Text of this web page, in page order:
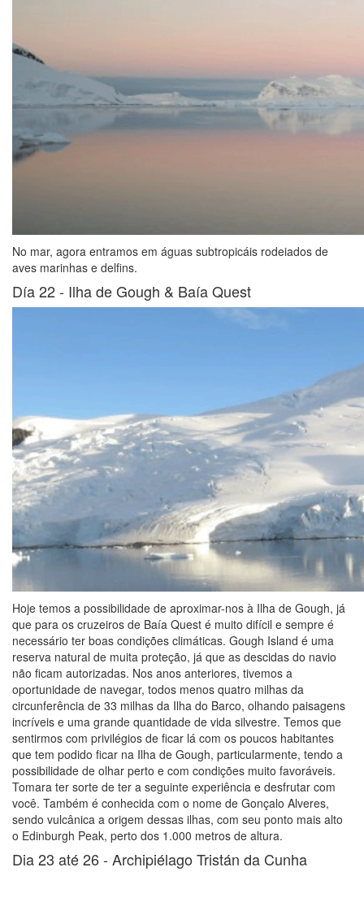
No mar, agora entramos em águas subtropicáis rodeiados de
aves marinhas e delfins.
Día 22 - Ilha de Gough & Baía Quest
Hoje temos a possibilidade de aproximar-nos à Ilha de Gough, já
que para os cruzeiros de Baía Quest é muito difícil e sempre é
necessário ter boas condições climáticas. Gough Island é uma
reserva natural de muita proteção, já que as descidas do navio
não ficam autorizadas. Nos anos anteriores, tivemos a
oportunidade de navegar, todos menos quatro milhas da
circunferência de 33 milhas da Ilha do Barco, olhando paisagens
incríveis e uma grande quantidade de vida silvestre. Temos que
sentirmos com privilégios de ficar lá com os poucos habitantes
que tem podido ficar na Ilha de Gough, particularmente, tendo a
possibilidade de olhar perto e com condições muito favoráveis.
Tomara ter sorte de ter a seguinte experiência e desfrutar com
você. Também é conhecida com o nome de Gonçalo Alveres,
sendo vulcânica a origem dessas ilhas, com seu ponto mais alto
o Edinburgh Peak, perto dos 1.000 metros de altura.
Dia 23 até 26 - Archipiélago Tristán da Cunha